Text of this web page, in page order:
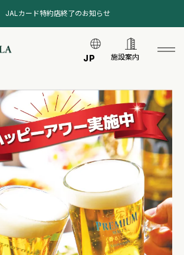
JALカード特約店終了のお知らせ
JP 施設案内